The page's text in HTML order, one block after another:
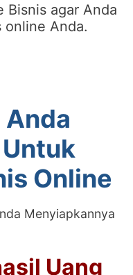
Bisnis agar Anda
online Anda.
Anda
Online
Menyiapkannya
Uang